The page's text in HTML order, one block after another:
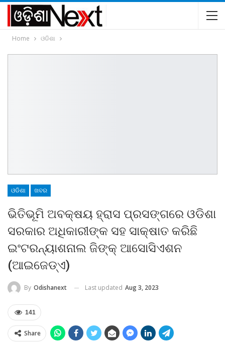
Home ଓଡିଶା
ଓଡିଶା ଖବର
ଭିତିଭୂମି ଅବକ୍ଷୟ ହ୍ରାସ ପ୍ରସଙ୍ଗରେ ଓଡିଶା
ସରକାର ଅଧିକାରୀଙ୍କ ସହ ସାକ୍ଷାତ କରିଛି
ଇଂଟରନ୍ୟାଶନାଲ ଜିଙ୍କ୍ ଆସୋସିଏଶନ
(ଆଇଜେଡ୍‌ଏ)
By Odishanext Last updated Aug 3, 2023
141
Share